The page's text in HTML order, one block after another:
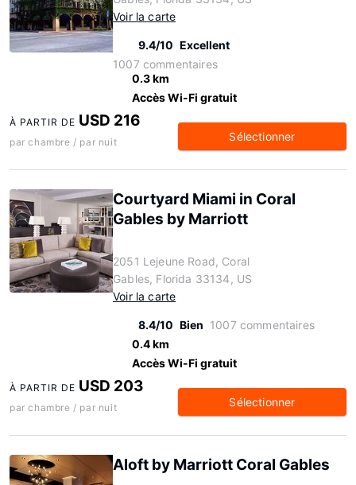
Voir la carte
9.4/10 Excellent
1007 commentaires
0.3 km
Accès Wi-Fi gratuit
À PARTIR DE USD 216
par chambre / par nuit Sélectionner
Courtyard Miami in Coral
Gables by Marriott
2051 Lejeune Road, Coral
Gables, Florida 33134, US
Voir la carte
8.4/10 Bien 1007 commentaires
0.4 km
Accès Wi-Fi gratuit
À PARTIR DE USD 203
par chambre / par nuit Sélectionner
Aloft by Marriott Coral Gables